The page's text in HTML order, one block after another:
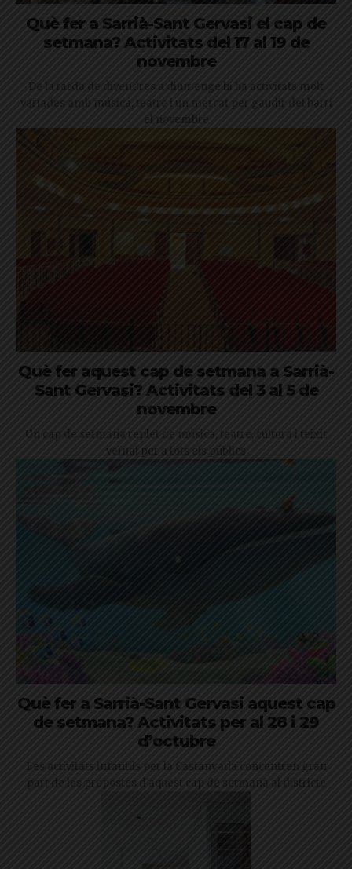
Què fer a Sarrià-Sant Gervasi el cap de
setmana? Activitats del 17 al 19 de
novembre
De la tarda de divendres a diumenge hi ha activitats molt
variades amb música, teatre i un mercat per gaudir del barri
el novembre
Què fer aquest cap de setmana a Sarrià-
Sant Gervasi? Activitats del 3 al 5 de
novembre
Un cap de setmana replet de música, teatre, cultura i teixit
veïnal per a tots els públics
Què fer a Sarrià-Sant Gervasi aquest cap
de setmana? Activitats per al 28 i 29
d’octubre
Les activitats infantils per la Castanyada concentren gran
part de les propostes d'aquest cap de setmana al districte